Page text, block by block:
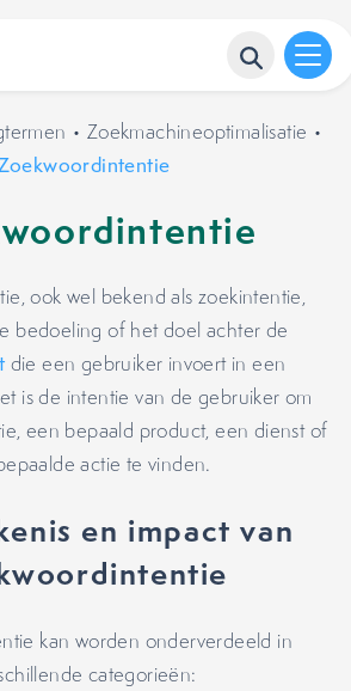
• Zoekmachineoptimalisatie •
ook wel bekend als zoekintentie,
bedoeling of het doel achter de
die een gebruiker invoert in een
is de intentie van de gebruiker om
een bepaald product, een dienst of
actie te vinden.
en impact van
kan worden onderverdeeld in
categorieën: